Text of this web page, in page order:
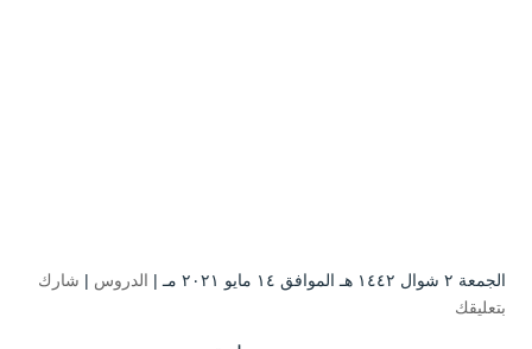
الجمعة ۲ شوال ۱٤٤۲ هـ الموافق ۱٤ مايو ۲۰۲۱ مـ | الدروس | شارك
بتعليقك